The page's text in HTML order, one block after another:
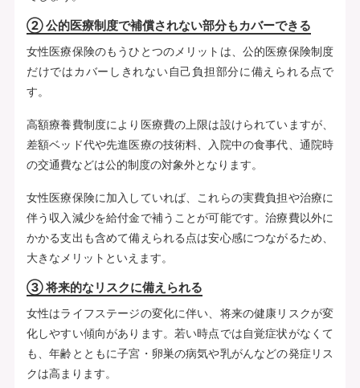
② 公的医療制度で補償されない部分もカバーできる
女性医療保険のもうひとつのメリットは、公的医療保険制度
だけではカバーしきれない自己負担部分に備えられる点で
す。
高額療養費制度により医療費の上限は設けられていますが、
差額ベッド代や先進医療の技術料、入院中の食事代、通院時
の交通費などは公的制度の対象外となります。
女性医療保険に加入していれば、これらの実費負担や治療に
伴う収入減少を給付金で補うことが可能です。治療費以外に
かかる支出も含めて備えられる点は安心感につながるため、
大きなメリットといえます。
③ 将来的なリスクに備えられる
女性はライフステージの変化に伴い、将来の健康リスクが変
化しやすい傾向があります。若い時点では自覚症状がなくて
も、年齢とともに子宮・卵巣の病気や乳がんなどの発症リス
クは高まります。